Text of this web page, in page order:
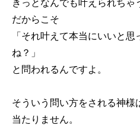
だからこそ
「それ叶えて本当にいいと
ね？」
と問われるんですよ。
そういう問い方をされる神
当たりません。